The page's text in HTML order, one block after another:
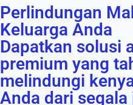
Perlindungan
Keluarga Anda
Dapatkan solusi
premium yang
melindungi
Anda dari